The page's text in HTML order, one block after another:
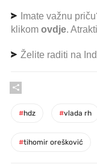
Imate važnu
klikom ovdje.
Želite raditi na
#hdz #vlada rh
#tihomir orešković